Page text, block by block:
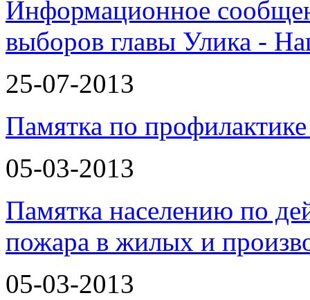
Информационное
выборов главы Улика -
25-07-2013
Памятка по
05-03-2013
Памятка населению по
пожара в жилых и
05-03-2013